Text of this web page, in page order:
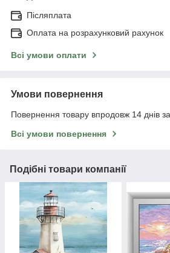
Післяплата
Оплата на розрахунковий рахунок
Всі умови оплати
Умови повернення
Повернення товару впродовж 14 днів
Всі умови повернення
Подібні товари компанії